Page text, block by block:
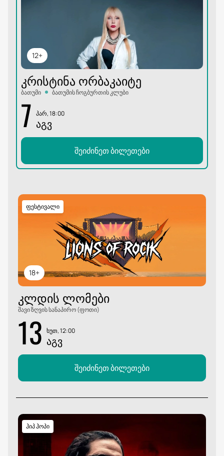
12+
ᲙᲠᲘᲡᲢᲘᲜᲐ ᲝᲠᲑᲐᲙᲐᲘᲢᲔ
ბათუმი ბათუმის ჩოგბურთის კლუბი
7 პარ, 18:00
ᲐᲒᲕ
შეიძინეთ ბილეთები
18+
ფესტივალი
ᲙᲚᲓᲘᲡ ᲚᲝᲛᲔᲑᲘ
შავი ზღვის სანაპირო (ფოთი)
13 ხუთ, 12:00
ᲐᲒᲕ
შეიძინეთ ბილეთები
ჰიპ ჰოპი